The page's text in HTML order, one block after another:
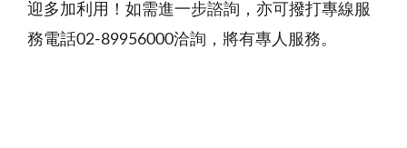
迎多加利用！如需進一步諮詢，亦可撥打專線服
務電話02-89956000洽詢，將有專人服務。